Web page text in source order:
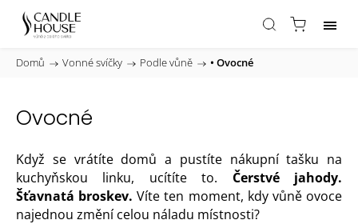
Domů / Vonné svíčky / Podle vůně / • Ovocné
Ovocné
Když se vrátíte domů a pustíte nákupní tašku na
kuchyňskou linku, ucítíte to. Čerstvé jahody.
Šťavnatá broskev. Víte ten moment, kdy vůně ovoce
najednou změní celou náladu místnosti?